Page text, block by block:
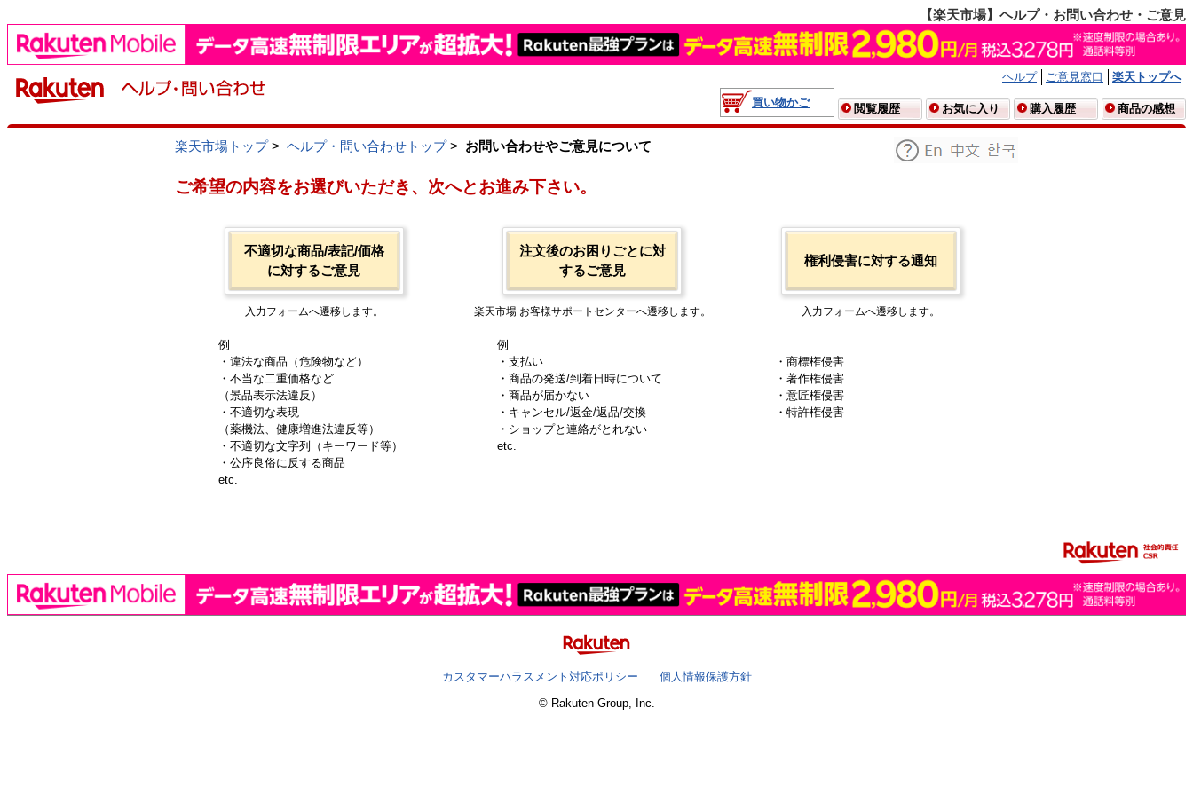
【楽天市場】ヘルプ・お問い合わせ・ご意見
ヘルプ ご意見窓口
楽天トップへ
買い物かご
閲覧履歴 お気に入り 購入履歴 商品の感想
楽天市場トップ> ヘルプ・問い合わせトップ> お問い合わせやご意見について
ご希望の内容をお選びいただき、次へとお進み下さい。
不適切な商品/表記/価格
に対するご意見
入力フォームへ遷移します。
例
・違法な商品（危険物など）
・不当な二重価格など
（景品表示法違反）
・不適切な表現
（薬機法、健康増進法違反等）
・不適切な文字列（キーワード等）
・公序良俗に反する商品
etc.
注文後のお困りごとに対
するご意見
楽天市場 お客様サポートセンターへ遷移します。
例
・支払い
・商品の発送/到着日時について
・商品が届かない
・キャンセル/返金/返品/交換
・ショップと連絡がとれない
etc.
権利侵害に対する通知
入力フォームへ遷移します。
・商標権侵害
・著作権侵害
・意匠権侵害
・特許権侵害
カスタマーハラスメント対応ポリシー
個人情報保護方針
© Rakuten Group, Inc.